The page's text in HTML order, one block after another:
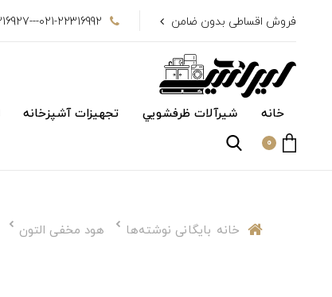
فروش اقساطی بدون ضامن 021-22316992---021-22316927
خانه شیرآلات ظرفشويي تجهیزات آشپزخانه
0
خانه بایگانی نوشته‌ها هود مخفی التون